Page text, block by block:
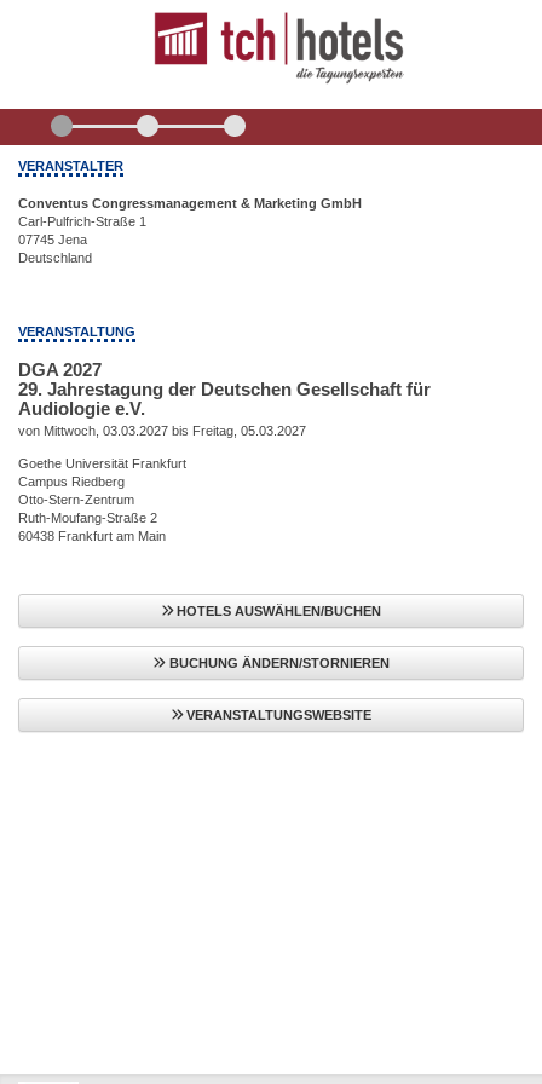
VERANSTALTER
Conventus Congressmanagement & Marketing GmbH
Carl-Pulfrich-Straße 1
07745 Jena
Deutschland
VERANSTALTUNG
DGA 2027
29. Jahrestagung der Deutschen Gesellschaft für
Audiologie e.V.
von Mittwoch, 03.03.2027 bis Freitag, 05.03.2027
Goethe Universität Frankfurt
Campus Riedberg
Otto-Stern-Zentrum
Ruth-Moufang-Straße 2
60438 Frankfurt am Main
HOTELS AUSWÄHLEN/BUCHEN
BUCHUNG ÄNDERN/STORNIEREN
VERANSTALTUNGSWEBSITE